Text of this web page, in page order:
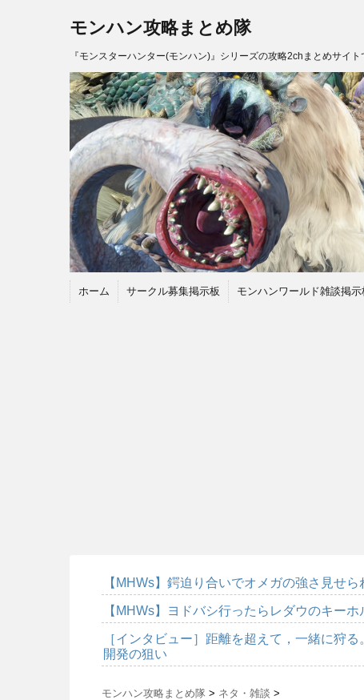
モンハン攻略まとめ隊
『モンスターハンター(モンハン)』シリーズの攻略2chまとめサイト
ホーム サークル募集掲示板 モンハンワールド雑談掲示
【MHWs】鍔迫り合いでオメガの強さ見せら
【MHWs】ヨドバシ行ったらレダウのキー
［インタビュー］距離を超えて，一緒に狩
開発の狙い
モンハン攻略まとめ隊 > ネタ・雑談 >